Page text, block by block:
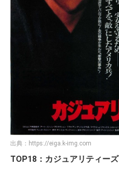
出典： https://eiga.k-img.com
TOP18：カジュアリティーズ